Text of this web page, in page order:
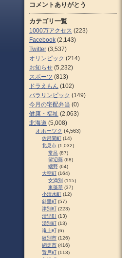
コメントありがとう
カテゴリ一覧
1000万アクセス (223)
Facebook (2,143)
Twitter (3,537)
オリンピック (214)
お知らせ (5,232)
スポーツ (813)
ドラえもん (102)
パラリンピック (149)
今月の宅配弁当 (0)
健康・福祉 (2,063)
北海道 (5,008)
オホーツク (4,563)
佐呂間町 (14)
北見市 (1,032)
常呂 (87)
留辺蘂 (68)
端野 (64)
大空町 (164)
女満別 (115)
東藻琴 (37)
小清水町 (12)
斜里町 (57)
津別町 (223)
清里町 (13)
湧別町 (13)
滝上町 (6)
紋別市 (126)
網走市 (416)
置戸町 (113)